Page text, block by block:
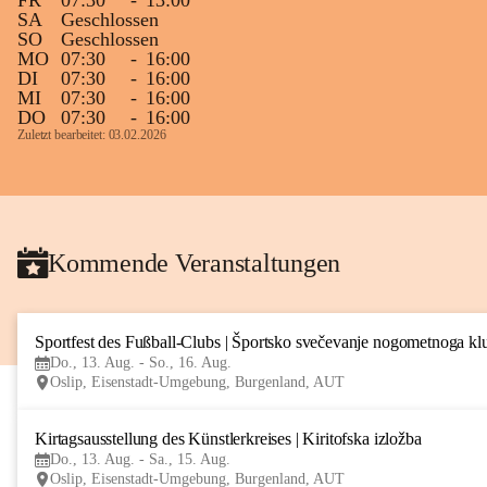
SA
Geschlossen
SO
Geschlossen
MO 07:30 - 16:00
DI
07:30 - 16:00
MI
07:30 - 16:00
DO
07:30 - 16:00
Zuletzt bearbeitet: 03.02.2026
Kommende Veranstaltungen
Sportfest des Fußball-Clubs | Športsko svečevanje nogometnoga
Do., 13. Aug. - So., 16. Aug.
Oslip, Eisenstadt-Umgebung, Burgenland, AUT
Kirtagsausstellung des Künstlerkreises | Kiritofska izložba
Do., 13. Aug. - Sa., 15. Aug.
Oslip, Eisenstadt-Umgebung, Burgenland, AUT